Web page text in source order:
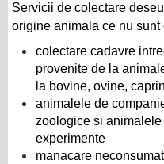
Servicii de colectare
origine animala ce nu
colectare cadavre
provenite de la
la bovine, ovine,
animalele de
zoologice si
experimente
manacare